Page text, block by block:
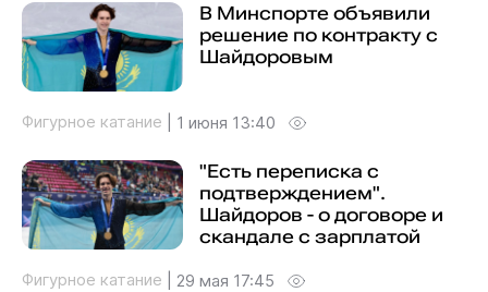
В Минспорте объявили
решение по контракту с
Шайдоровым
Фигурное катание 1 июня 13:40
"Есть переписка с
подтверждением".
Шайдоров - о договоре и
скандале с зарплатой
Фигурное катание 29 мая 17:45